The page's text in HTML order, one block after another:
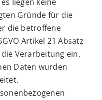
Gründe für die
die betroffene
Artikel 21 Absatz
Verarbeitung ein.
Daten wurden